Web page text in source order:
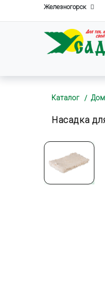
Железногорск
Каталог Дом
Насадка